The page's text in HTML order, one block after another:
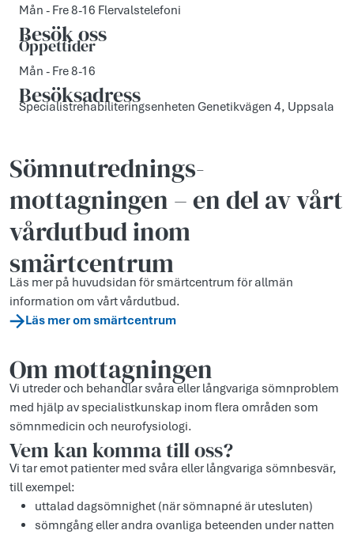
Mån - Fre 8-16 Flervalstelefoni
Besök oss
Öppettider
Mån - Fre 8-16
Besöksadress
Specialistrehabiliteringsenheten Genetikvägen 4, Uppsala
Sömnutrednings­
mottagningen – en del av vårt
vårdutbud inom
smärtcentrum
Läs mer på huvudsidan för smärtcentrum för allmän
information om vårt vårdutbud.
Läs mer om smärtcentrum
Om mottagningen
Vi utreder och behandlar svåra eller långvariga sömnproblem
med hjälp av specialistkunskap inom flera områden som
sömnmedicin och neurofysiologi.
Vem kan komma till oss?
Vi tar emot patienter med svåra eller långvariga sömnbesvär,
till exempel:
uttalad dagsömnighet (när sömnapné är utesluten)
sömngång eller andra ovanliga beteenden under natten